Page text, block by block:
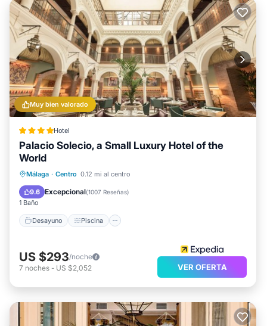
Muy bien valorado
Hotel
Palacio Solecio, a Small Luxury Hotel of the
World
Málaga · Centro 0.12 mi al centro
9.6 Excepcional(1007 Reseñas)
1 Baño
Desayuno Piscina
Desayuno Piscina
Cocina
US $293/noche
7 noches - US $2,052 VER OFERTA